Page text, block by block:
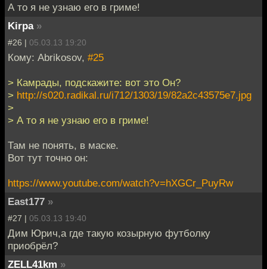
А то я не узнаю его в гриме!
Kirpa »
#26 | 05.03.13 19:20
Кому: Abrikosov, #25
> Камрады, подскажите: вот это Он?
> http://s020.radikal.ru/i712/1303/19/82a2c43575e7.jpg
>
> А то я не узнаю его в гриме!
Там не понять, в маске.
Вот тут точно он:
https://www.youtube.com/watch?v=hXGCr_PuyRw
East177 »
#27 | 05.03.13 19:40
Дим Юрич,а где такую козырную футболку
приобрёл?
ZELL41km »